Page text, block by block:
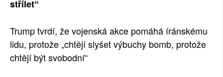
střílet“
Trump tvrdí, že vojenská akce pomáhá íránskému
lidu, protože „chtějí slyšet výbuchy bomb, protože
chtějí být svobodní“